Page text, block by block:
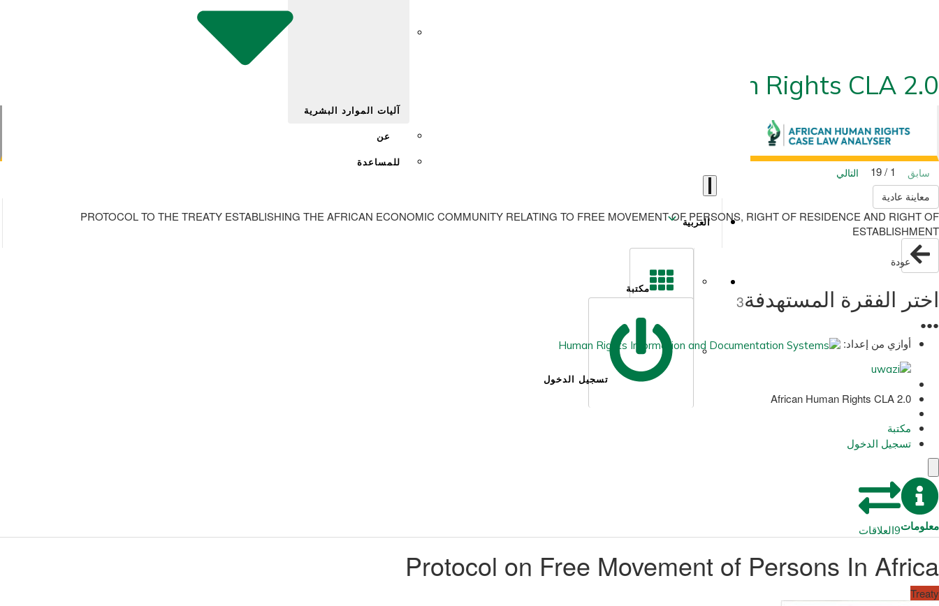
African Human Rights CLA 2.0
آليات الموارد البشرية
عن
للمساعدة
العربية
مكتبة
تسجيل الدخول
سابق
التالي
معاينة عادية
PROTOCOL TO THE TREATY ESTABLISHING THE AFRICAN ECONOMIC COMMUNITY RELATING TO FREE MOVEMENT OF PERSONS, RIGHT OF RESIDENCE AND RIGHT OF
ESTABLISHMENT
عودة
اختر الفقرة المستهدفة3
●
●
●
أوازي من إعداد:
African Human Rights CLA 2.0
مكتبة
تسجيل الدخول
معلومات9العلاقات
Protocol on Free Movement of Persons In Africa
Treaty